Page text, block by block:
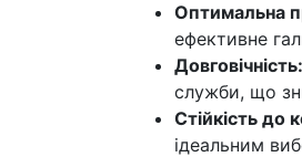
Оптимальна
ефективне
Довговічність:
служби, що
Стійкість до
ідеальним